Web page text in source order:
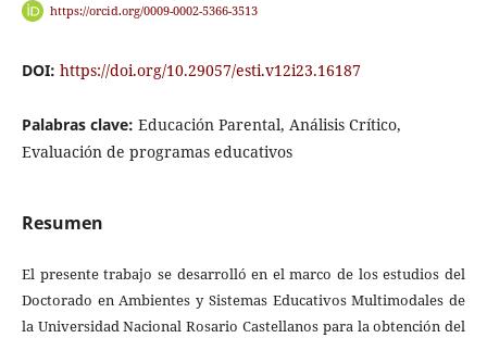
https://orcid.org/0009-0002-5366-3513
DOI: https://doi.org/10.29057/esti.v12i23.16187
Palabras clave: Educación Parental, Análisis Crítico,
Evaluación de programas educativos
Resumen
El presente trabajo se desarrolló en el marco de los estudios del
Doctorado en Ambientes y Sistemas Educativos Multimodales de
la Universidad Nacional Rosario Castellanos para la obtención del